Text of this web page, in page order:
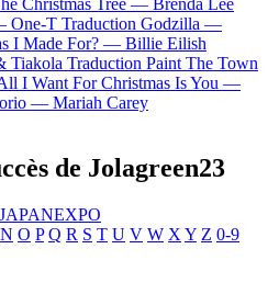
One-T Traduction Godzilla —
I Made For? — Billie Eilish
Tiakola Traduction Paint The Town
I Want For Christmas Is You —
— Mariah Carey
de Jolagreen23
JAPANEXPO
N O P Q R S T U V W X Y Z 0-9